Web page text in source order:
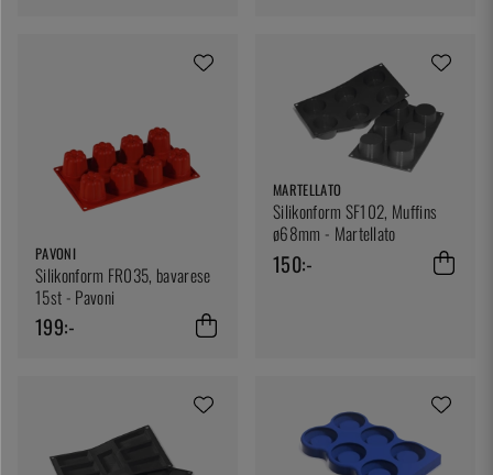
PAVONI
Silikonform FR035, bavarese
15st - Pavoni
199:-
MARTELLATO
Silikonform SF102, Muffins
ø68mm - Martellato
150:-